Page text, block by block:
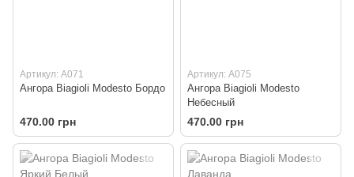
Артикул: A071
Ангора Biagioli Modesto Бордо
470.00 грн
Артикул: A075
Ангора Biagioli Modesto
Небесный
470.00 грн